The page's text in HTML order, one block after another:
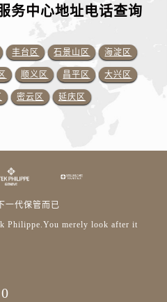
务中心地址电话查询
丰台区 石景山区 海淀区
顺义区 昌平区 大兴区
密云区 延庆区
一代保管而已
Philippe.You merely look after it